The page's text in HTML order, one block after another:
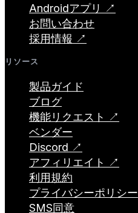
Androidアプリ ↗
お問い合わせ
採用情報 ↗
リソース
製品ガイド
ブログ
機能リクエスト ↗
ベンダー
Discord ↗
アフィリエイト ↗
利用規約
プライバシーポリシー
SMS同意